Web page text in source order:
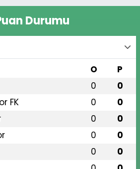
Durumu
O P
0 0
FK 0 0
0 0
0 0
0 0